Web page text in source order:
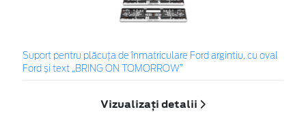
Suport pentru plăcuța de înmatriculare Ford argintiu, cu oval
Ford și text „BRING ON TOMORROW”
Vizualizați detalii